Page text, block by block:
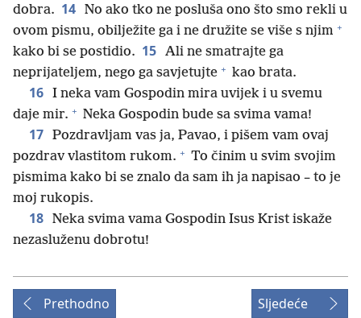
dobra. 14 No ako tko ne posluša ono što smo rekli u
ovom pismu, obilježite ga i ne družite se više s njim +
kako bi se postidio. 15 Ali ne smatrajte ga
neprijateljem, nego ga savjetujte + kao brata.
16 I neka vam Gospodin mira uvijek i u svemu
daje mir. + Neka Gospodin bude sa svima vama!
17 Pozdravljam vas ja, Pavao, i pišem vam ovaj
pozdrav vlastitom rukom. + To činim u svim svojim
pismima kako bi se znalo da sam ih ja napisao – to je
moj rukopis.
18 Neka svima vama Gospodin Isus Krist iskaže
nezasluženu dobrotu!
Prethodno Sljedeće